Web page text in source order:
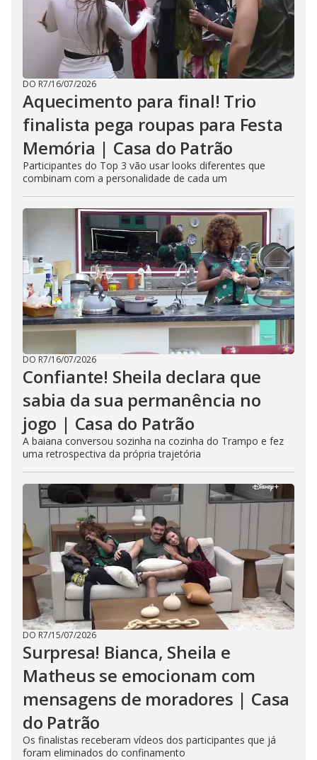
DO R7/16/07/2026
Aquecimento para final! Trio
finalista pega roupas para Festa
Memória | Casa do Patrão
Participantes do Top 3 vão usar looks diferentes que
combinam com a personalidade de cada um
DO R7/16/07/2026
Confiante! Sheila declara que
sabia da sua permanência no
jogo | Casa do Patrão
A baiana conversou sozinha na cozinha do Trampo e fez
uma retrospectiva da própria trajetória
DO R7/15/07/2026
Surpresa! Bianca, Sheila e
Matheus se emocionam com
mensagens de moradores | Casa
do Patrão
Os finalistas receberam vídeos dos participantes que já
foram eliminados do confinamento